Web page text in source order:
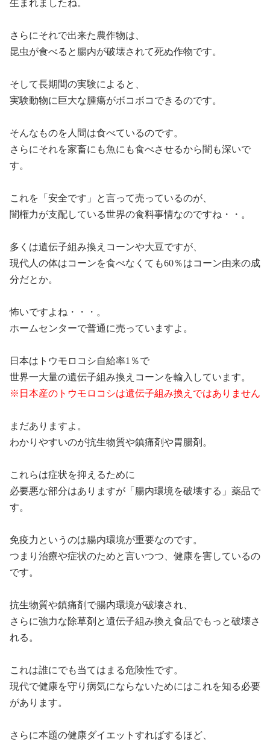
生まれましたね。
さらにそれで出来た農作物は、
昆虫が食べると腸内が破壊されて死ぬ作物です。
そして長期間の実験によると、
実験動物に巨大な腫瘍がボコボコできるのです。
そんなものを人間は食べているのです。
さらにそれを家畜にも魚にも食べさせるから闇も深いで
す。
これを「安全です」と言って売っているのが、
闇権力が支配している世界の食料事情なのですね・・。
多くは遺伝子組み換えコーンや大豆ですが、
現代人の体はコーンを食べなくても60％はコーン由来の成
分だとか。
怖いですよね・・・。
ホームセンターで普通に売っていますよ。
日本はトウモロコシ自給率1 ％で
世界一大量の遺伝子組み換えコーンを輸入しています。
※ 日本産のトウモロコシは遺伝子組み換えではありません
まだありますよ。
わかりやすいのが抗生物質や鎮痛剤や胃腸剤。
これらは症状を抑えるために
必要悪な部分はありますが「腸内環境を破壊する」薬品で
す。
免疫力というのは腸内環境が重要なのです。
つまり治療や症状のためと言いつつ、健康を害しているの
です。
抗生物質や鎮痛剤で腸内環境が破壊され、
さらに強力な除草剤と遺伝子組み換え食品でもっと破壊さ
れる。
これは誰にでも当てはまる危険性です。
現代で健康を守り病気にならないためにはこれを知る必要
があります。
さらに本題の健康ダイエットすればするほど、